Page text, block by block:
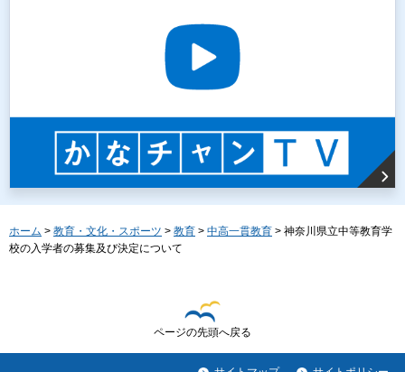
ホーム > 教育・文化・スポーツ > 教育 > 中高一貫教育 > 神奈川県立中等教育学
校の入学者の募集及び決定について
ページの先頭へ戻る